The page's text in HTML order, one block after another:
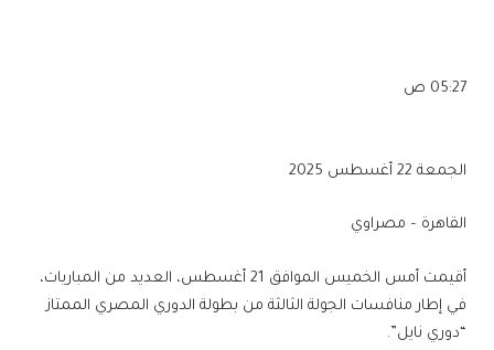
05:27 ص
الجمعة 22 أغسطس 2025
القاهرة – مصراوي
أقيمت أمس الخميس الموافق 21 أغسطس، العديد من المباريات،
في إطار منافسات الجولة الثالثة من بطولة الدوري المصري الممتاز
“دوري نايل”.